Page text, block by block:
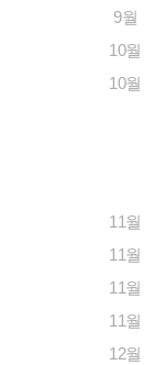
9월
10월
10월
11월
11월
11월
11월
12월